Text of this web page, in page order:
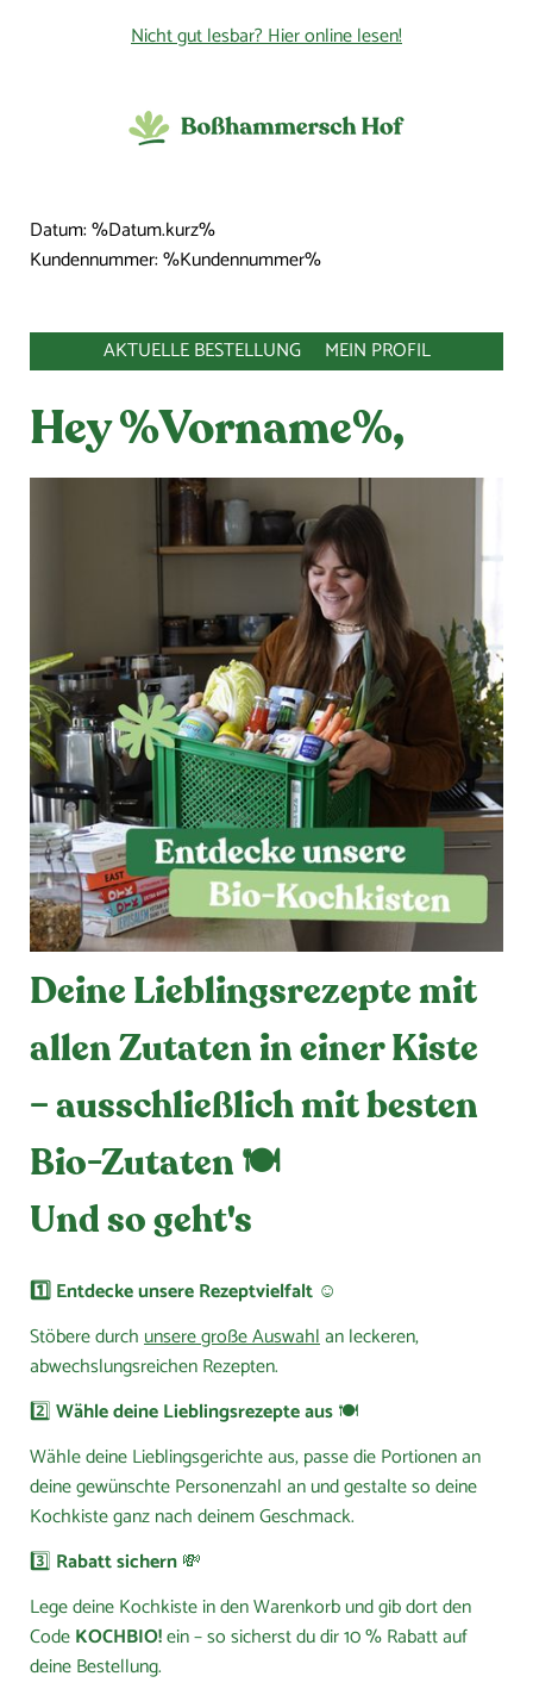
Nicht gut lesbar? Hier online lesen!
Datum: %Datum.kurz%
Kundennummer: %Kundennummer%
AKTUELLE BESTELLUNG MEIN PROFIL
Hey %Vorname%,
Deine Lieblingsrezepte mit
allen Zutaten in einer Kiste
– ausschließlich mit besten
Bio-Zutaten 🍽️
Und so geht's
1️⃣ Entdecke unsere Rezeptvielfalt ☺️
Stöbere durchunsere große Auswahlan leckeren,
abwechslungsreichen Rezepten.
2️⃣Wähle deine Lieblingsrezepte aus🍽️
Wähle deine Lieblingsgerichte aus, passe die Portionen an
deine gewünschte Personenzahl an und gestalte so deine
Kochkiste ganz nach deinem Geschmack.
3️⃣ Rabatt sichern💸
Lege deine Kochkiste in den Warenkorb und gib dort den
CodeKOCHBIO!ein – so sicherst du dir 10 % Rabatt auf
deine Bestellung.